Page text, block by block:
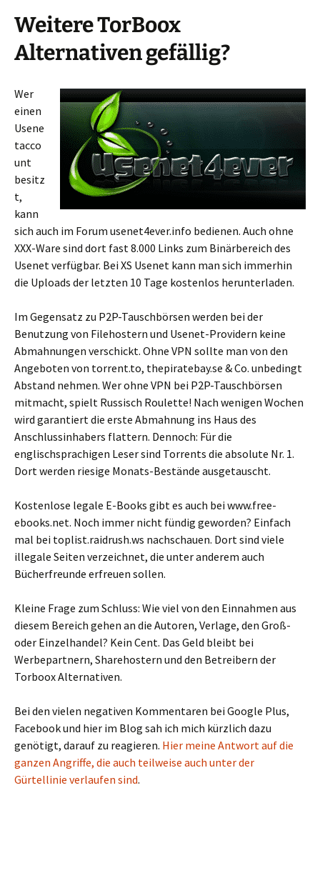
Weitere TorBoox
Alternativen gefällig?
Wer
einen
Usene
tacco
unt
besitz
t,
kann
sich auch im Forum usenet4ever.info bedienen. Auch ohne
XXX-Ware sind dort fast 8.000 Links zum Binärbereich des
Usenet verfügbar. Bei XS Usenet kann man sich immerhin
die Uploads der letzten 10 Tage kostenlos herunterladen.
Im Gegensatz zu P2P-Tauschbörsen werden bei der
Benutzung von Filehostern und Usenet-Providern keine
Abmahnungen verschickt. Ohne VPN sollte man von den
Angeboten von torrent.to, thepiratebay.se & Co. unbedingt
Abstand nehmen. Wer ohne VPN bei P2P-Tauschbörsen
mitmacht, spielt Russisch Roulette! Nach wenigen Wochen
wird garantiert die erste Abmahnung ins Haus des
Anschlussinhabers flattern. Dennoch: Für die
englischsprachigen Leser sind Torrents die absolute Nr. 1.
Dort werden riesige Monats-Bestände ausgetauscht.
Kostenlose legale E-Books gibt es auch bei www.free-
ebooks.net. Noch immer nicht fündig geworden? Einfach
mal bei toplist.raidrush.ws nachschauen. Dort sind viele
illegale Seiten verzeichnet, die unter anderem auch
Bücherfreunde erfreuen sollen.
Kleine Frage zum Schluss: Wie viel von den Einnahmen aus
diesem Bereich gehen an die Autoren, Verlage, den Groß-
oder Einzelhandel? Kein Cent. Das Geld bleibt bei
Werbepartnern, Sharehostern und den Betreibern der
Torboox Alternativen.
Bei den vielen negativen Kommentaren bei Google Plus,
Facebook und hier im Blog sah ich mich kürzlich dazu
genötigt, darauf zu reagieren. Hier meine Antwort auf die
ganzen Angriffe, die auch teilweise auch unter der
Gürtellinie verlaufen sind.